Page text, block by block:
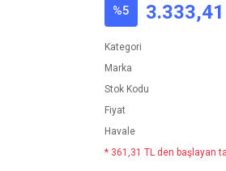
%5
Kategori
Marka
Stok Kodu
Fiyat
Havale
* 361,31 TL den başlayan